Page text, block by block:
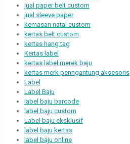
jual paper belt custom
jual sleeve paper
kemasan natal custom
kertas belt custom
kertas hang tag
Kertas label
kertas label merek baju
kertas merk penngantung aksesoris
Label
Label Baju
label baju barcode
label baju custom
Label baju eksklusif
label baju kertas
label baju online